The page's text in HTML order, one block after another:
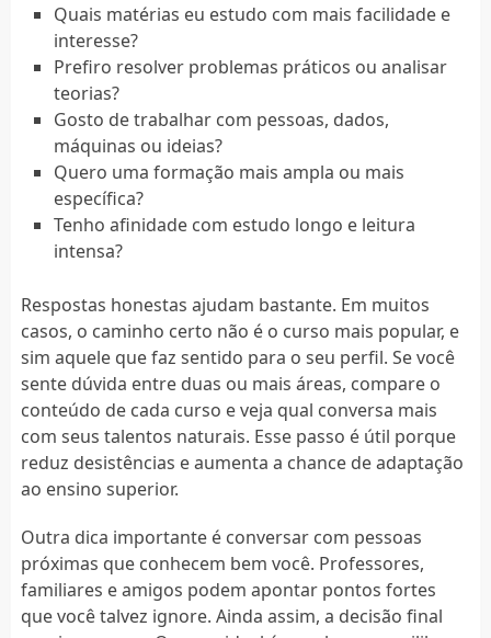
Quais matérias eu estudo com mais facilidade e
interesse?
Prefiro resolver problemas práticos ou analisar
teorias?
Gosto de trabalhar com pessoas, dados,
máquinas ou ideias?
Quero uma formação mais ampla ou mais
específica?
Tenho afinidade com estudo longo e leitura
intensa?
Respostas honestas ajudam bastante. Em muitos
casos, o caminho certo não é o curso mais popular, e
sim aquele que faz sentido para o seu perfil. Se você
sente dúvida entre duas ou mais áreas, compare o
conteúdo de cada curso e veja qual conversa mais
com seus talentos naturais. Esse passo é útil porque
reduz desistências e aumenta a chance de adaptação
ao ensino superior.
Outra dica importante é conversar com pessoas
próximas que conhecem bem você. Professores,
familiares e amigos podem apontar pontos fortes
que você talvez ignore. Ainda assim, a decisão final